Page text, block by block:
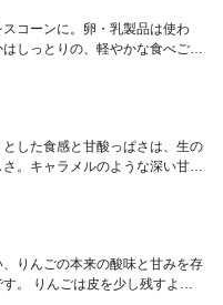
コーンに。卵・乳製品は使わ
しっとりの、軽やかな食べごた
した食感と甘酸っぱさは、生の
。キャラメルのような深い甘み
りんごの本来の酸味と甘みを存
。 りんごは皮を少し残すよう